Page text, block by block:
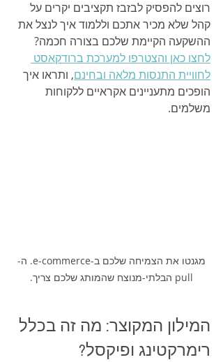
רוצים להפסיק לבזבז תקציבים יקרים על
קהל שלא מכיר אתכם וללמוד איך לנצל את
ההשקעה הקיימת שלכם בצורה חכמה?
לחצו כאן והצטרפו למערכת ברודקאסט
לחוויית התנסות מלאה ובחינם, ותראו איך
הופכים מתעניינים אקראיים ללקוחות
משלמים.
מגנטו את הצמיחה שלכם ב-e-commerce. ה-
pull הבלתי-מנוצח שהמותג שלכם צריך.
המילון המקוצר: מה זה בכלל
רימרקטינג ופיקסל?